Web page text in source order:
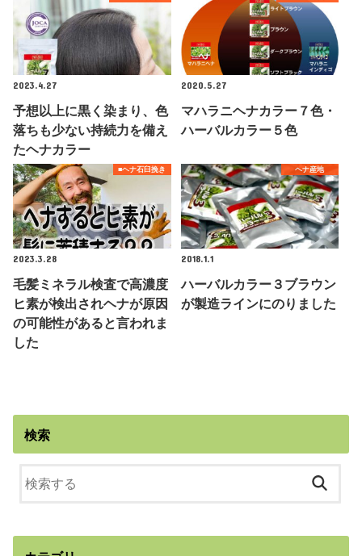
2023.4.27
予想以上に黒く染まり、色
落ちも少ない持続力を備え
たヘナカラー
2020.5.27
マハラニヘナカラー７色・
ハーバルカラー５色
■ヘナ石臼挽き
2023.3.28
毛髪ミネラル検査で高濃度
ヒ素が検出されヘナが原因
の可能性があると言われま
した
ヘナ産地
2018.1.1
ハーバルカラー３ブラウン
が製造ラインにのりました
検索